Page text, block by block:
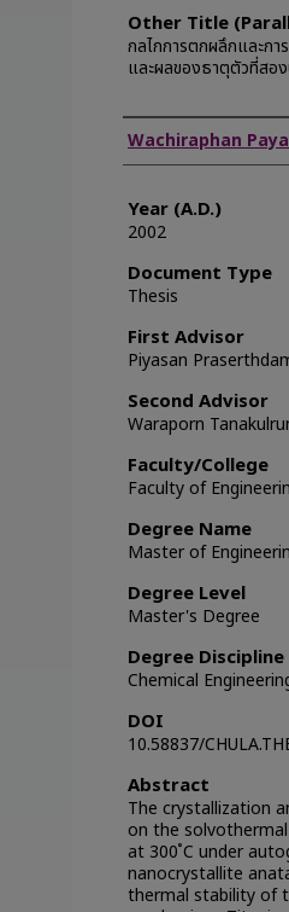
Other Title
กลไกการตกผลึกและกา
และผลของธาตุตัวที่สอ
Author
Wachiraphan
Year (A.D.)
2002
Document Type
Thesis
First Advisor
Piyasan
Second Advisor
Waraporn
Faculty/College
Faculty of
Degree Name
Master of
Degree Level
Master's Degree
Degree Discipline
Chemical
DOI
10.58837/
Abstract
The crystallization
on the
at 300 ํC under
nanocrystallite
thermal stability of